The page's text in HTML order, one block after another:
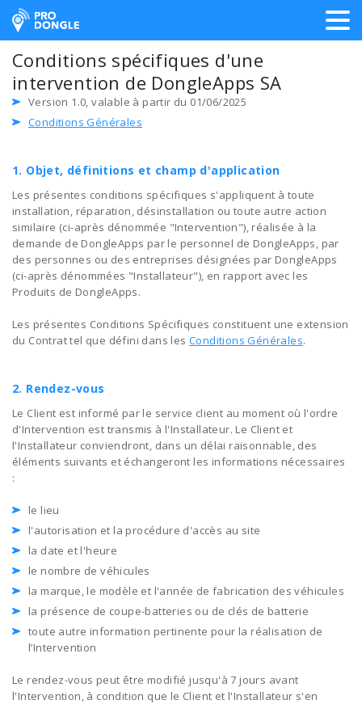
ProDongle Géolocalisation
Conditions spécifiques d'une
intervention de DongleApps SA
Version 1.0, valable à partir du 01/06/2025
Conditions Générales
1. Objet, définitions et champ d'application
Les présentes conditions spécifiques s'appliquent à toute
installation, réparation, désinstallation ou toute autre action
similaire (ci-après dénommée "Intervention"), réalisée à la
demande de DongleApps par le personnel de DongleApps, par
des personnes ou des entreprises désignées par DongleApps
(ci-après dénommées "Installateur"), en rapport avec les
Produits de DongleApps.
Les présentes Conditions Spécifiques constituent une extension
du Contrat tel que défini dans les Conditions Générales.
2. Rendez-vous
Le Client est informé par le service client au moment où l'ordre
d'Intervention est transmis à l'Installateur. Le Client et
l'Installateur conviendront, dans un délai raisonnable, des
éléments suivants et échangeront les informations nécessaires
:
le lieu
l'autorisation et la procédure d'accès au site
la date et l'heure
le nombre de véhicules
la marque, le modèle et l'année de fabrication des véhicules
la présence de coupe-batteries ou de clés de batterie
toute autre information pertinente pour la réalisation de
l’Intervention
Le rendez-vous peut être modifié jusqu'à 7 jours avant
l'Intervention, à condition que le Client et l'Installateur s'en